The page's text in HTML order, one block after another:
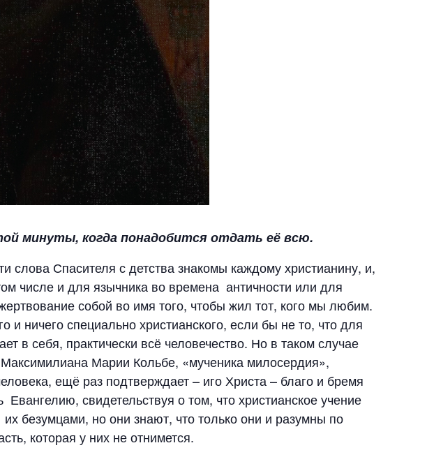
минуты, когда понадобится отдать её всю.
Спасителя с детства знакомы каждому христианину, и,
числе и для язычника во времена античности или для
собой во имя того, чтобы жил тот, кого мы любим.
ничего специально христианского, если бы не то, что для
в себя, практически всё человечество. Но в таком случае
Марии Кольбе, «мученика милосердия»,
ещё раз подтверждает – иго Христа – благо и бремя
свидетельствуя о том, что христианское учение
безумцами, но они знают, что только они и разумны по
которая у них не отнимется.